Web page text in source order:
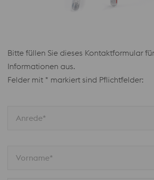
Bitte füllen Sie dieses Kontaktformular
Informationen aus.
Felder mit * markiert sind Pflichtfelder:
Anrede*
Vorname*